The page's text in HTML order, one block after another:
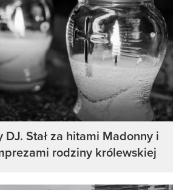
DJ. Stał za hitami Madonny i
rodziny królewskiej